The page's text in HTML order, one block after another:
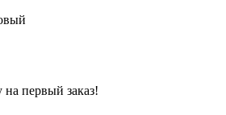
первый заказ!